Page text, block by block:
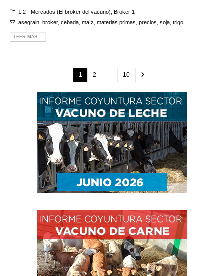
1.2 - Mercados (El broker del vacuno)
Broker 1
asegrain, broker, cebada, maíz materias primas precios soja, trigo
LEER MÁS...
1 2 … 10